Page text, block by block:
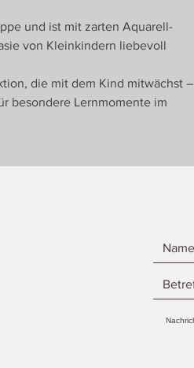
und ist mit zarten Aquarell-
von Kleinkindern liebevoll
die mit dem Kind mitwächst –
besondere Lernmomente im